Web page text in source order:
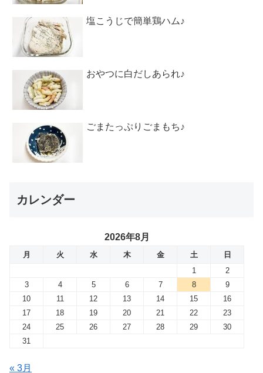
塩こうじで簡単鶏ハム♪
おやつに白だしあられ♪
ごまたっぷりごまもち♪
カレンダー
2026年8月
月 火 水 木 金 土
日
1
2
3
4 5 6 7 8
9
10
11 12 13 14 15
16
17
18 19 20 21 22
23
24
25 26 27 28 29
30
31
« 3月